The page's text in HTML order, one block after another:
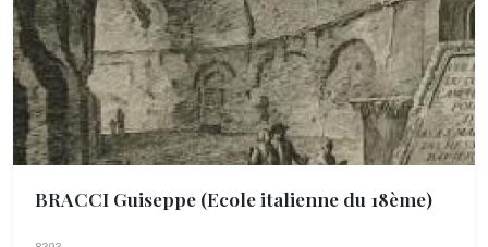
BRACCI Guiseppe (Ecole italienne du 18ème)